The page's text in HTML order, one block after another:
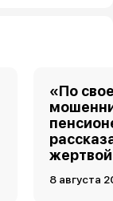
«По
8 августа